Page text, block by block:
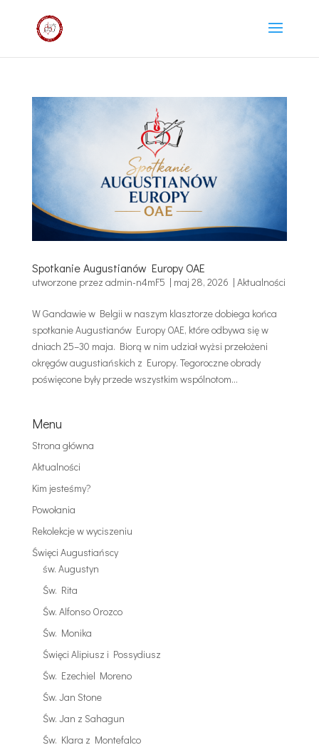
Spotkanie Augustianów Europy OAE
utworzone przez admin-n4mF5 | maj 28, 2026 | Aktualności
W Gandawie w Belgii w naszym klasztorze dobiega końca
spotkanie Augustianów Europy OAE, które odbywa się w
dniach 25–30 maja. Biorą w nim udział wyżsi przełożeni
okręgów augustiańskich z Europy. Tegoroczne obrady
poświęcone były przede wszystkim wspólnotom...
Menu
Strona główna
Aktualności
Kim jesteśmy?
Powołania
Rekolekcje w wyciszeniu
Święci Augustiańscy
św. Augustyn
Św. Rita
Św. Alfonso Orozco
Św. Monika
Święci Alipiusz i Possydiusz
Św. Ezechiel Moreno
Św. Jan Stone
Św. Jan z Sahagun
Św. Klara z Montefalco